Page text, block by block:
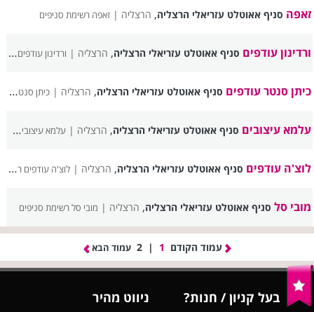
זאפה סניף אאוטלט עזריאלי הרצליה, הרצליה |זאפה רשימת סניפים
ורדינון עודפים סניף אאוטלט עזריאלי הרצליה, הרצליה | ורדינון עודפים רשימת סניפים
כיתן סנטר עודפים סניף אאוטלט עזריאלי הרצליה, הרצליה |כיתן סנטר עודפים רשימת סניפים
עלמא עיצובים סניף אאוטלט עזריאלי הרצליה, הרצליה |עלמא עיצובים רשימת סניפים
לוצ'ה עודפים סניף אאוטלט עזריאלי הרצליה, הרצליה |לוצ'ה עודפים רשימת סניפים
מובי סל סניף אאוטלט עזריאלי הרצליה, הרצליה | מובי סל רשימת סניפים
עמוד הקודם |
2 עמוד הבא
בעל קניון / חנות?
ניווט מהיר